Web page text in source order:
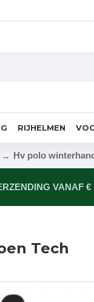
RIJHELMEN
Hv polo
VANAF €
Tech